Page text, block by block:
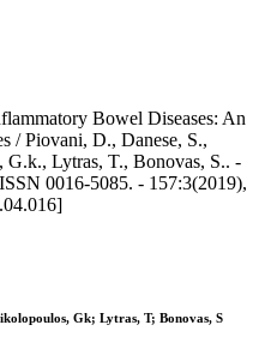
Bowel Diseases: An
/ Piovani, D., Danese, S.,
Lytras, T., Bonovas, S.. -
0016-5085. - 157:3(2019),
Gk; Lytras, T; Bonovas, S